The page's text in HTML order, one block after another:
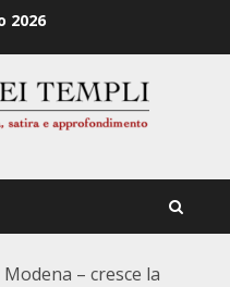
2026
– cresce la